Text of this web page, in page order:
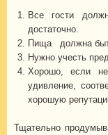
Все гости
достаточно.
Пища должна
Нужно учесть
Хорошо, если
удивление,
хорошую
Тщательно